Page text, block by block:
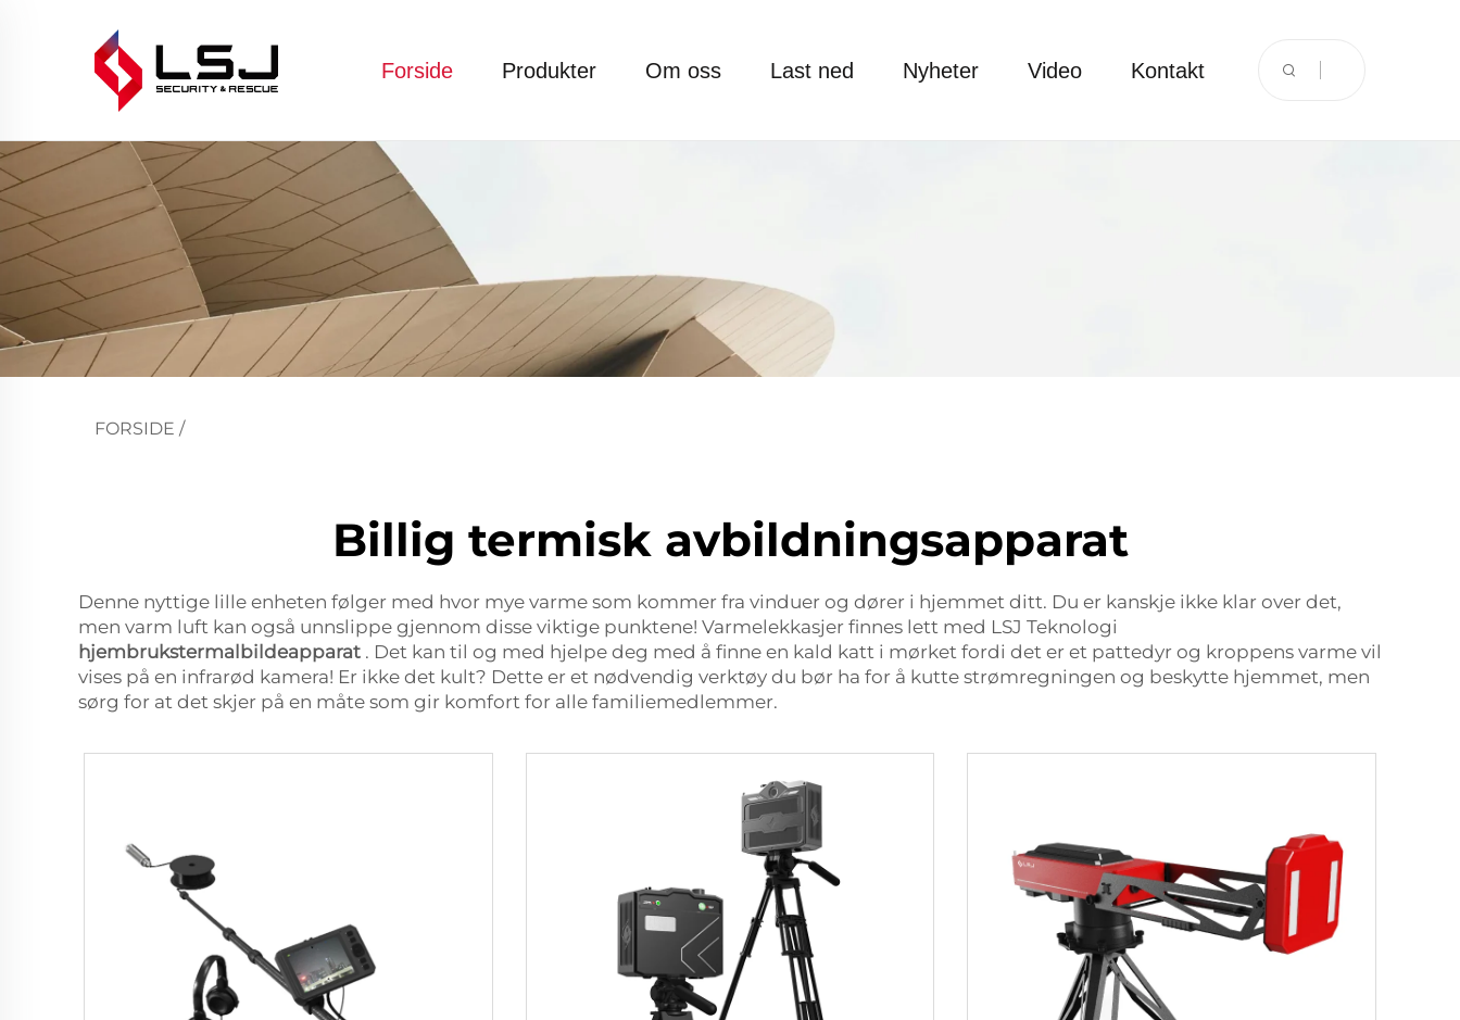
Forside Produkter Om oss Last ned Nyheter Video Kontakt
FORSIDE /
Billig termisk avbildningsapparat
Denne nyttige lille enheten følger med hvor mye varme som kommer fra vinduer og dører i hjemmet ditt. Du er kanskje ikke klar over det,
men varm luft kan også unnslippe gjennom disse viktige punktene! Varmelekkasjer finnes lett med LSJ Teknologi
hjembrukstermalbildeapparat . Det kan til og med hjelpe deg med å finne en kald katt i mørket fordi det er et pattedyr og kroppens varme vil
vises på en infrarød kamera! Er ikke det kult? Dette er et nødvendig verktøy du bør ha for å kutte strømregningen og beskytte hjemmet, men
sørg for at det skjer på en måte som gir komfort for alle familiemedlemmer.